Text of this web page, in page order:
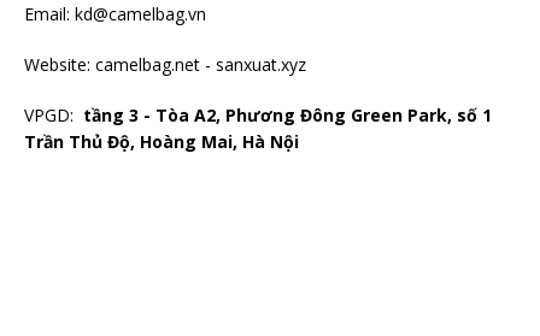
Email: kd@camelbag.vn
Website: camelbag.net - sanxuat.xyz
VPGD: tầng 3 - Tòa A2, Phương Đông Green Park, số 1
Trần Thủ Độ, Hoàng Mai, Hà Nội